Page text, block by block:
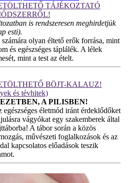
TÁJÉKOZTATÓ
is rendszeresen meghirdetjük
esti).
olyan éltető erők forrása, mint
és egészséges táplálék. A lélek
mint a test az ételt.
BÖJT-KALAUZ!
és tévhitek)
A PILISBEN!
egészséges életmód iránt érdeklődőket
vágyókat egy szakemberek által
A tábor során a közös
művészeti foglalkozások és az
kapcsolatos előadások teszik